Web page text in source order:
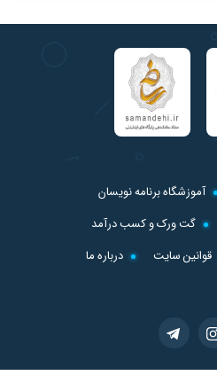
آموزشگاه برنامه نویسان
گت ورک و کسب درآمد
قوانین سایت
درباره ما